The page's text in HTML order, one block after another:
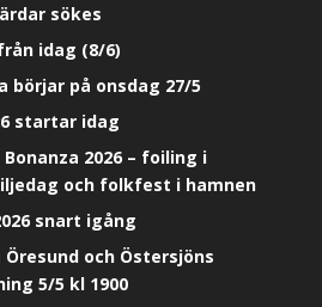
sökes
idag (8/6)
börjar på onsdag 27/5
startar idag
2026 – foiling i
och folkfest i hamnen
snart igång
och Östersjöns
5/5 kl 1900